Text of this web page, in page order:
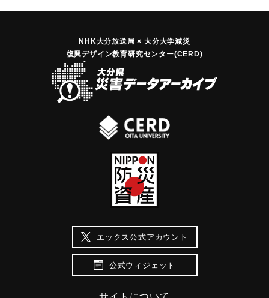
NHK大分放送局 × 大分大学減災
復興デザイン教育研究センター(CERD)
エックス公式アカウント
公式ウィジェット